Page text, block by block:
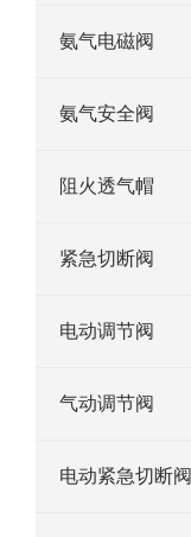
氨气电磁阀
氨气安全阀
阻火透气帽
紧急切断阀
电动调节阀
气动调节阀
电动紧急切断阀